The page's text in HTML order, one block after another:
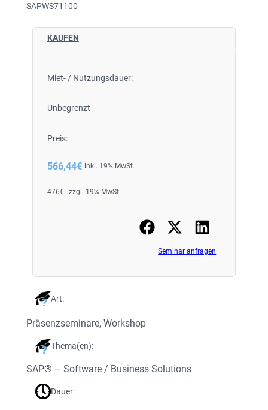
SAPWS71100
KAUFEN
Miet- / Nutzungsdauer:
Unbegrenzt
Preis:
566,44€ inkl. 19% MwSt.
476€ zzgl. 19% MwSt.
Seminar anfragen
Art:
Präsenzseminare, Workshop
Thema(en):
SAP® – Software / Business Solutions
Dauer: